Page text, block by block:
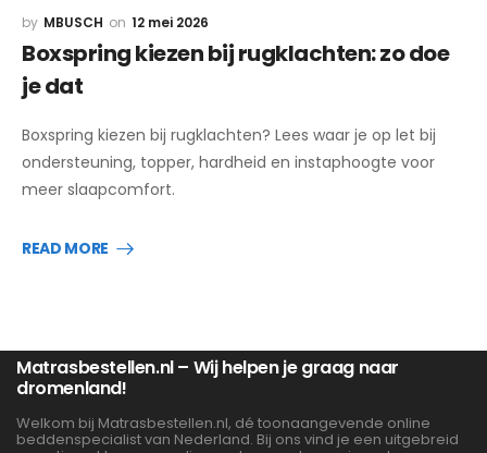
MBUSCH 12 mei 2026
Boxspring kiezen bij rugklachten: zo doe
je dat
Boxspring kiezen bij rugklachten? Lees waar je op let bij
ondersteuning, topper, hardheid en instaphoogte voor
meer slaapcomfort.
READ MORE
Matrasbestellen.nl – Wij helpen je graag naar
dromenland!
Welkom bij Matrasbestellen.nl, dé toonaangevende online
beddenspecialist van Nederland. Bij ons vind je een uitgebreid